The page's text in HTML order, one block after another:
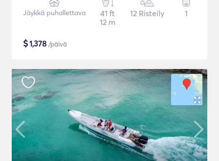
Jäykkä puhallettava
41 ft
12 m
12 Risteily 1
$1,378 /päivä